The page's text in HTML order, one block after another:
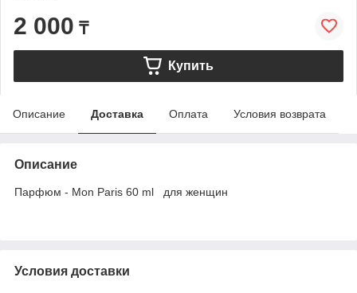
2 000 ₸
Купить
Описание Доставка Оплата Условия возврата
Описание
Парфюм - Mon Paris 60 ml для женщин
Условия доставки